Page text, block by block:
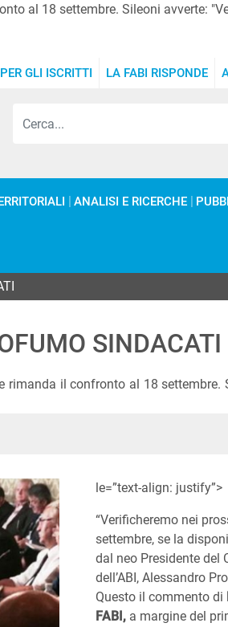
al 18 settembre. Sileoni avverte:
PER GLI ISCRITTI LA FABI RISPONDE
ANALISI E RICERCHE
SINDACATI
rimanda il confronto al 18
le=”text-align: justify”>
“Verificheremo nei
settembre, se la
dal neo Presidente del
dell’ABI, Alessandro
Questo il commento di
FABI, a margine del